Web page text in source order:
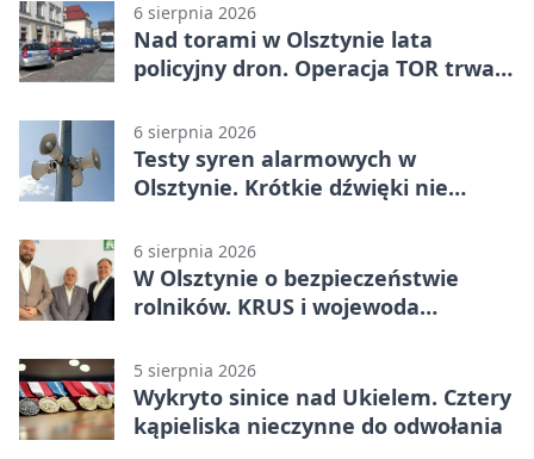
6 sierpnia 2026
Nad torami w Olsztynie lata
policyjny dron. Operacja TOR trwa
6 sierpnia 2026
Testy syren alarmowych w
Olsztynie. Krótkie dźwięki nie
6 sierpnia 2026
W Olsztynie o bezpieczeństwie
rolników. KRUS i wojewoda
5 sierpnia 2026
Wykryto sinice nad Ukielem. Cztery
kąpieliska nieczynne do odwołania